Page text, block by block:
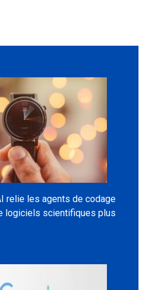
relie les agents de codage
logiciels scientifiques plus